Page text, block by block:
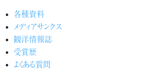
各種資料
メディアサンクス
観洋情報誌
受賞歴
よくある質問